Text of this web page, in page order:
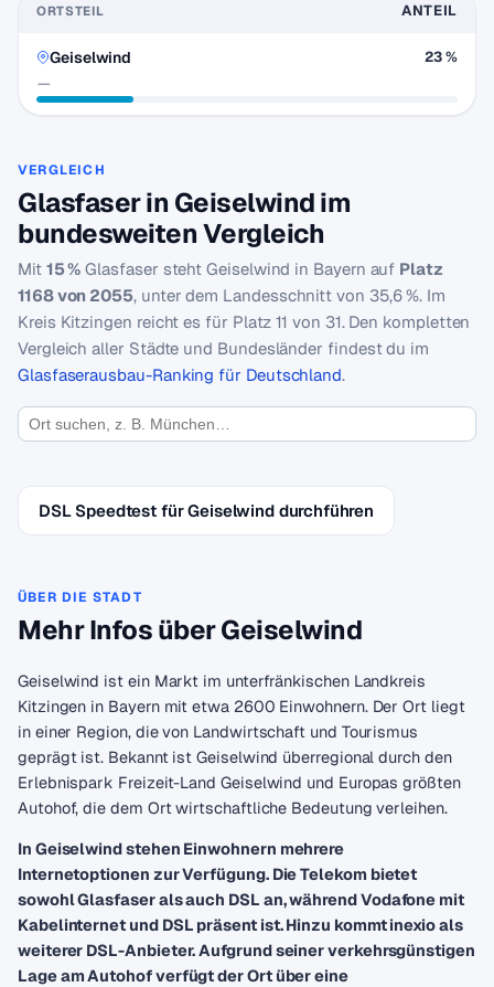
ORTSTEIL ANTEIL
Geiselwind
—
23 %
VERGLEICH
Glasfaser in Geiselwind im
bundesweiten Vergleich
Mit 15 % Glasfaser steht Geiselwind in Bayern auf Platz
1168 von 2055, unter dem Landesschnitt von 35,6 %. Im
Kreis Kitzingen reicht es für Platz 11 von 31. Den kompletten
Vergleich aller Städte und Bundesländer findest du im
Glasfaserausbau-Ranking für Deutschland.
DSL Speedtest für Geiselwind durchführen
ÜBER DIE STADT
Mehr Infos über Geiselwind
Geiselwind ist ein Markt im unterfränkischen Landkreis
Kitzingen in Bayern mit etwa 2600 Einwohnern. Der Ort liegt
in einer Region, die von Landwirtschaft und Tourismus
geprägt ist. Bekannt ist Geiselwind überregional durch den
Erlebnispark Freizeit-Land Geiselwind und Europas größten
Autohof, die dem Ort wirtschaftliche Bedeutung verleihen.
In Geiselwind stehen Einwohnern mehrere
Internetoptionen zur Verfügung. Die Telekom bietet
sowohl Glasfaser als auch DSL an, während Vodafone mit
Kabelinternet und DSL präsent ist. Hinzu kommt inexio als
weiterer DSL-Anbieter. Aufgrund seiner verkehrsgünstigen
Lage am Autohof verfügt der Ort über eine